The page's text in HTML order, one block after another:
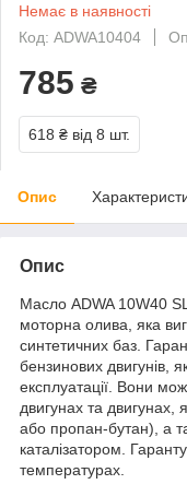
Немає в наявності
Код: ADWA10404
785 ₴
618 ₴ від 8 шт.
Опис
Опис
Масло ADWA 10W40
моторна олива, яка
синтетичних баз.
бензинових двигунів,
експлуатації. Вони
двигунах та двигунах,
або пропан-бутан), а
каталізатором.
температурах.